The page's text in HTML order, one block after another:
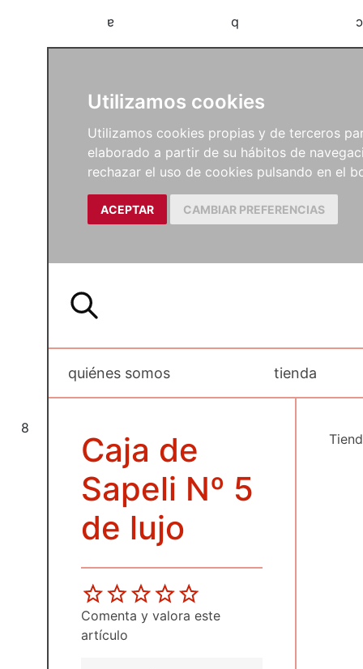
Utilizamos cookies
Utilizamos cookies propias y de terceros
elaborado a partir de su hábitos de
rechazar el uso de cookies pulsando en el
ACEPTAR CAMBIAR PREFERENCIAS
a b c
8
quiénes somos tienda
Caja de
Sapeli Nº 5
de lujo
Comenta y valora este
artículo